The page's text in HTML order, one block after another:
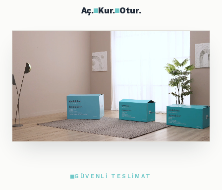
Aç. Kur. Otur.
GÜVENLI TESLIMAT